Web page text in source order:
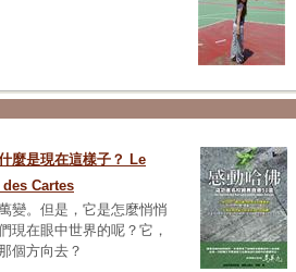
麼是現在這樣子？ Le
des Cartes
變。但是，它是怎麼悄悄
現在眼中世界的呢？它，
個方向去？